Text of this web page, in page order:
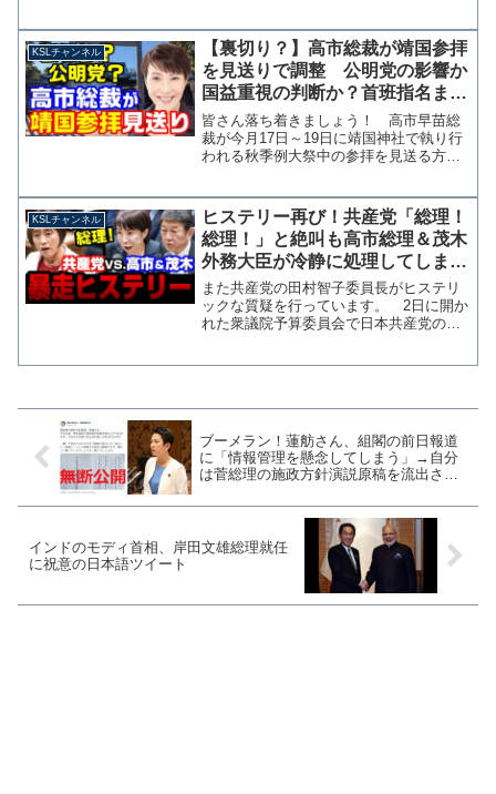
ともあり、岸田政権が厄介払いしたかの
ようなうわさまで流れて...
KSLチャンネル
【裏切り？】高市総裁が靖国参拝
を見送りで調整 公明党の影響か
国益重視の判断か？首班指名まで
の苦しい事情も【KSLチャンネ
ル】
皆さん落ち着きましょう！ 高市早苗総
裁が今月17日～19日に靖国神社で執り行
われる秋季例大祭中の参拝を見送る方向
送りへ 中韓との外交問題化回
避|47NEWS（よんななニ...
KSLチャンネル
ヒステリー再び！共産党「総理！
総理！」と絶叫も高市総理＆茂木
外務大臣が冷静に処理してしまう
イラン攻撃巡り国会論戦【KSLチ
ャンネル】
また共産党の田村智子委員長がヒステリ
ックな質疑を行っています。 2日に開か
れた衆議院予算委員会で日本共産党の田
ブーメラン！蓮舫さん、組閣の前日報道
に「情報管理を懸念してしまう」→自分
は菅総理の施政方針演説原稿を流出させ
インドのモディ首相、岸田文雄総理就任
に祝意の日本語ツイート